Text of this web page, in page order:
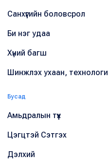
Санхүүгийн боловсрол
Би нэг удаа
Хүний багш
Шинжлэх ухаан, технологи
Бусад
Амьдралын түүх
Цэгцтэй Сэтгэх
Дэлхий